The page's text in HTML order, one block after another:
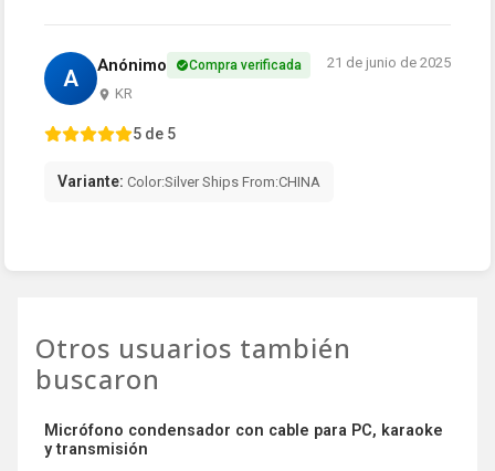
A Anónimo Compra verificada
KR
21 de junio de 2025
5 de 5
Variante: Color:Silver Ships From:CHINA
Otros usuarios también
buscaron
Micrófono condensador con cable para PC, karaoke
y transmisión